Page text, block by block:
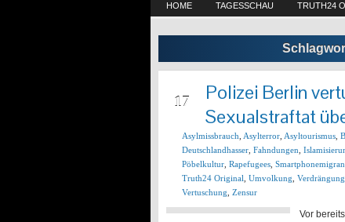
HOME TAGESSCHAU TRUTH24
17
Polizei Berlin
Sexualstraftat
Asylmissbrauch Asylterror Asyltourismus
Deutschlandhasser Fahndungen
Pöbelkultur Rapefugees
Truth24 Original Umvolkung
Vertuschung Zensur
Vor